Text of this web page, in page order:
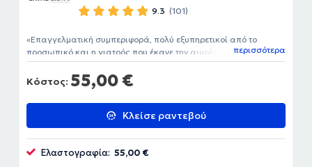
9.3 (101)
Κόστος: 55,00 €
Κλείσε ραντεβού
Επαγγελματική συμπεριφορά, πολύ εξυπηρετικοί από το
προσωπικό και η γιατρός που έκανε την αιμοληψία πολύ
ευγενική και πρόθυμη να απαντήσει στις ερωτήσεις μου.
περισσότερα
Ελαστογραφία: 55,00 €